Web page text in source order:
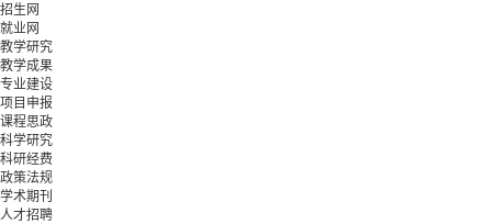
招生网
就业网
教学研究
教学成果
专业建设
项目申报
课程思政
科学研究
科研经费
政策法规
学术期刊
人才招聘